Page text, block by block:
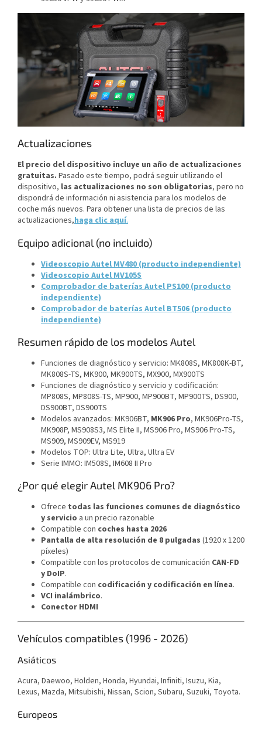
Actualizaciones
El precio del dispositivo incluye un año de actualizaciones
gratuitas. Pasado este tiempo, podrá seguir utilizando el
dispositivo, las actualizaciones no son obligatorias, pero no
dispondrá de información ni asistencia para los modelos de
coche más nuevos. Para obtener una lista de precios de las
actualizaciones,haga clic aquí.
Equipo adicional (no incluido)
Videoscopio Autel MV480 (producto independiente)
Videoscopio Autel MV105S
Comprobador de baterías Autel PS100 (producto
independiente)
Comprobador de baterías Autel BT506 (producto
independiente)
Resumen rápido de los modelos Autel
Funciones de diagnóstico y servicio: MK808S, MK808K-BT,
MK808S-TS, MK900, MK900TS, MX900, MX900TS
Funciones de diagnóstico y servicio y codificación:
MP808S, MP808S-TS, MP900, MP900BT, MP900TS, DS900,
DS900BT, DS900TS
Modelos avanzados: MK906BT, MK906 Pro, MK906Pro-TS,
MK908P, MS908S3, MS Elite II, MS906 Pro, MS906 Pro-TS,
MS909, MS909EV, MS919
Modelos TOP: Ultra Lite, Ultra, Ultra EV
Serie IMMO: IM508S, IM608 II Pro
¿Por qué elegir Autel MK906 Pro?
Ofrece todas las funciones comunes de diagnóstico
y servicio a un precio razonable
Compatible con coches hasta 2026
Pantalla de alta resolución de 8 pulgadas (1920 x 1200
píxeles)
Compatible con los protocolos de comunicación CAN-FD
y DoIP.
Compatible con codificación y codificación en línea.
VCI inalámbrico.
Conector HDMI
Vehículos compatibles (1996 - 2026)
Asiáticos
Acura, Daewoo, Holden, Honda, Hyundai, Infiniti, Isuzu, Kia,
Lexus, Mazda, Mitsubishi, Nissan, Scion, Subaru, Suzuki, Toyota.
Europeos